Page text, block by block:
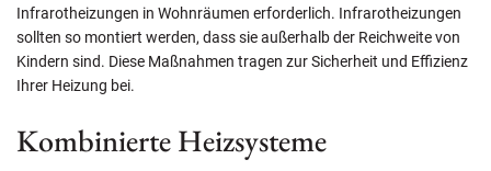
Infrarotheizungen in Wohnräumen erforderlich. Infrarotheizungen
sollten so montiert werden, dass sie außerhalb der Reichweite von
Kindern sind. Diese Maßnahmen tragen zur Sicherheit und Effizienz
Ihrer Heizung bei.
Kombinierte Heizsysteme